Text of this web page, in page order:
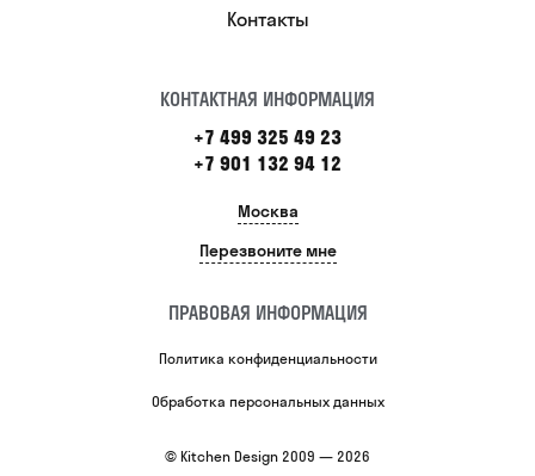
Контакты
КОНТАКТНАЯ ИНФОРМАЦИЯ
+7 499 325 49 23
+7 901 132 94 12
Москва
Перезвоните мне
ПРАВОВАЯ ИНФОРМАЦИЯ
Политика конфиденциальности
Обработка персональных данных
© Kitchen Design 2009 — 2026